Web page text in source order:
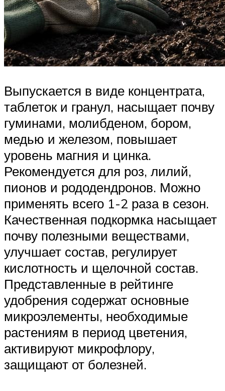
Выпускается в виде концентрата,
таблеток и гранул, насыщает почву
гуминами, молибденом, бором,
медью и железом, повышает
уровень магния и цинка.
Рекомендуется для роз, лилий,
пионов и рододендронов. Можно
применять всего 1-2 раза в сезон.
Качественная подкормка насыщает
почву полезными веществами,
улучшает состав, регулирует
кислотность и щелочной состав.
Представленные в рейтинге
удобрения содержат основные
микроэлементы, необходимые
растениям в период цветения,
активируют микрофлору,
защищают от болезней.